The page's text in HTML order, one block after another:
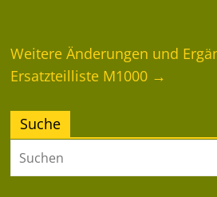
Weitere Änderungen und
Ersatzteilliste M1000 →
Suche